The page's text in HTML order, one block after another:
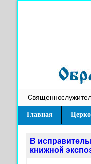
Главная
В
книжной